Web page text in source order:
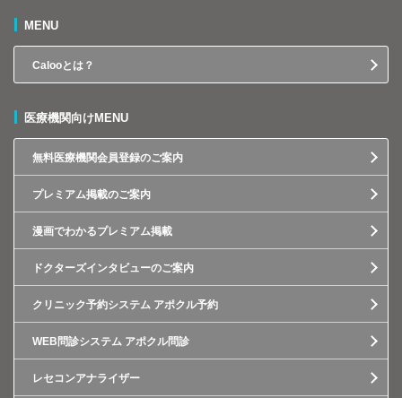
MENU
Calooとは？
医療機関向けMENU
無料医療機関会員登録のご案内
プレミアム掲載のご案内
漫画でわかるプレミアム掲載
ドクターズインタビューのご案内
クリニック予約システム アポクル予約
WEB問診システム アポクル問診
レセコンアナライザー